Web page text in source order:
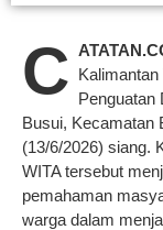
C Penguatan
Busui, Kecamatan
(13/6/2026) siang.
WITA tersebut
pemahaman
warga dalam